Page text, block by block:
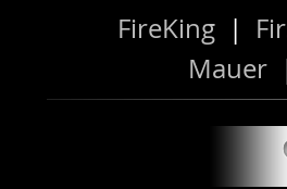
FireKing |
Mauer